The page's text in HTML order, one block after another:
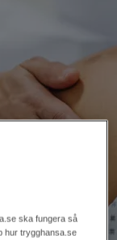
ska fungera så
hur trygghansa.se